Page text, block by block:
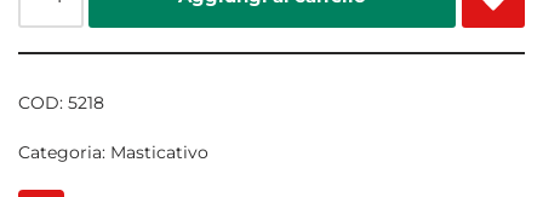
COD: 5218
Categoria: Masticativo